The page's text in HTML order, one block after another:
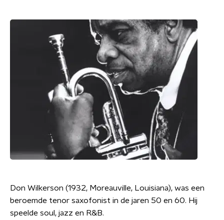
Don Wilkerson (1932, Moreauville, Louisiana), was een
beroemde tenor saxofonist in de jaren 50 en 60. Hij
speelde soul, jazz en R&B.